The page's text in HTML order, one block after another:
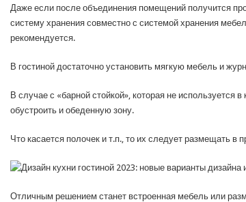
Даже если после объединения помещений получится
систему хранения совместно с системой хранения
рекомендуется.
В гостиной достаточно установить мягкую мебель и
В случае с «барной стойкой», которая не используется
обустроить и обеденную зону.
Что касается полочек и т.п., то их следует размещать в
Отличным решением станет встроенная мебель или